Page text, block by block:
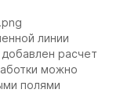
линии
расчет
можно
полями